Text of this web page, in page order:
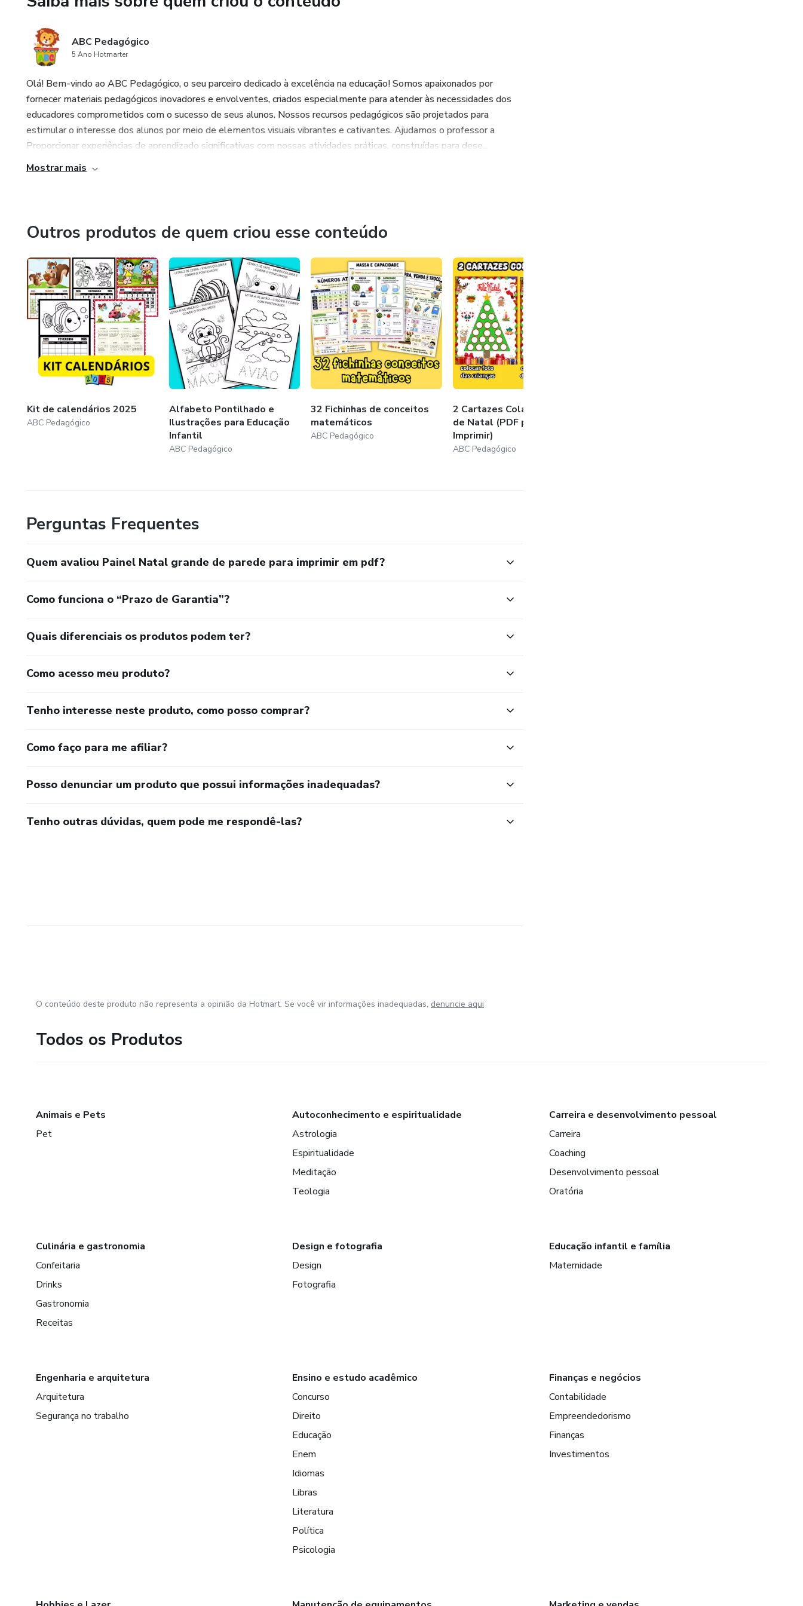
ABC Pedagógico
5 Ano Hotmarter
Olá! Bem-vindo ao ABC Pedagógico, o seu parceiro dedicado à excelência na educação! Somos apaixonados por
fornecer materiais pedagógicos inovadores e envolventes, criados especialmente para atender às necessidades dos
educadores comprometidos com o sucesso de seus alunos. Nossos recursos pedagógicos são projetados para
estimular o interesse dos alunos por meio de elementos visuais vibrantes e cativantes. Ajudamos o professor a
Proporcionar experiências de aprendizado significativas com nossas atividades práticas, construídas para dese...
Mostrar mais
Outros produtos de quem criou esse conteúdo
Kit de calendários 2025
ABC Pedagógico
Alfabeto Pontilhado e
Ilustrações para Educação
Infantil
ABC Pedagógico
32 Fichinhas de conceitos
matemáticos
ABC Pedagógico
2 Cartazes Colaborativos
de Natal (PDF para
Imprimir)
ABC Pedagógico
Perguntas Frequentes
Quem avaliou Painel Natal grande de parede para imprimir em pdf?
Como funciona o “Prazo de Garantia”?
Quais diferenciais os produtos podem ter?
Como acesso meu produto?
Tenho interesse neste produto, como posso comprar?
Como faço para me afiliar?
Posso denunciar um produto que possui informações inadequadas?
Tenho outras dúvidas, quem pode me respondê-las?
O conteúdo deste produto não representa a opinião da Hotmart. Se você vir informações inadequadas, denuncie aqui
Todos os Produtos
Animais e Pets
Pet
Autoconhecimento e espiritualidade
Astrologia
Espiritualidade
Meditação
Teologia
Carreira e desenvolvimento pessoal
Carreira
Coaching
Desenvolvimento pessoal
Oratória
Culinária e gastronomia
Confeitaria
Drinks
Gastronomia
Receitas
Design e fotografia
Design
Fotografia
Educação infantil e família
Maternidade
Engenharia e arquitetura
Arquitetura
Segurança no trabalho
Ensino e estudo acadêmico
Concurso
Direito
Educação
Enem
Idiomas
Libras
Literatura
Política
Psicologia
Finanças e negócios
Contabilidade
Empreendedorismo
Finanças
Investimentos